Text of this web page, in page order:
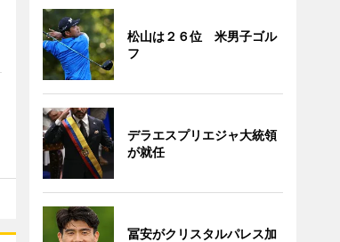
松山は２６位 米男子ゴル
フ
デラエスプリエジャ大統領
が就任
冨安がクリスタルパレス加